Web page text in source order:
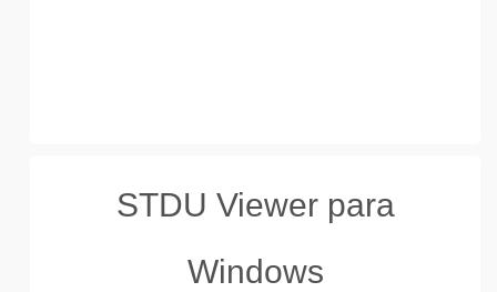
STDU Viewer para
Windows